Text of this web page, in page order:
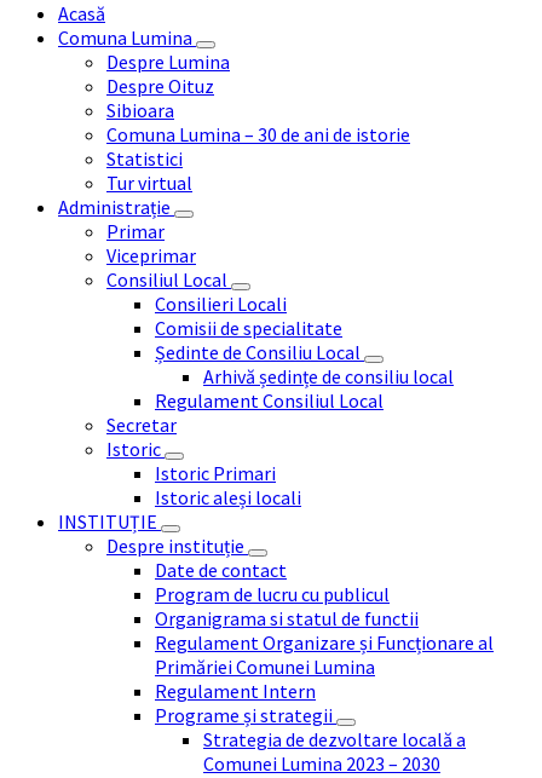
Acasă
Comuna Lumina
Despre Lumina
Despre Oituz
Sibioara
Comuna Lumina – 30 de ani de istorie
Statistici
Tur virtual
Administrație
Primar
Viceprimar
Consiliul Local
Consilieri Locali
Comisii de specialitate
Ședinte de Consiliu Local
Arhivă ședințe de consiliu local
Regulament Consiliul Local
Secretar
Istoric
Istoric Primari
Istoric aleși locali
INSTITUȚIE
Despre instituție
Date de contact
Program de lucru cu publicul
Organigrama si statul de functii
Regulament Organizare și Funcționare al
Primăriei Comunei Lumina
Regulament Intern
Programe și strategii
Strategia de dezvoltare locală a
Comunei Lumina 2023 – 2030